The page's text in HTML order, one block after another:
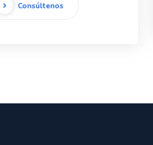
Consúltenos